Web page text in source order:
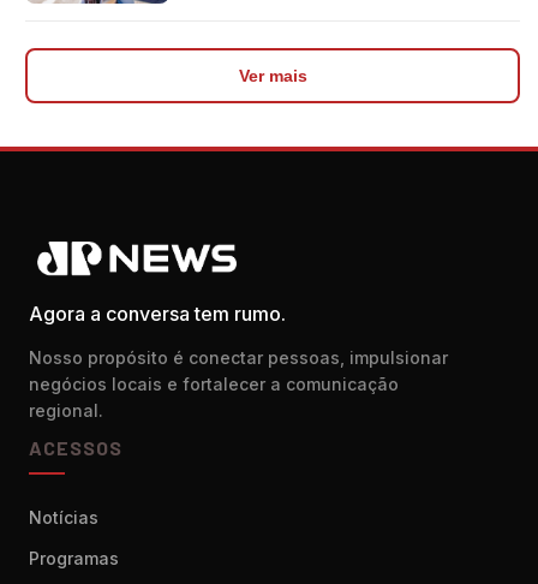
Ver mais
Agora a conversa tem rumo.
Nosso propósito é conectar pessoas, impulsionar
negócios locais e fortalecer a comunicação
regional.
ACESSOS
Notícias
Programas